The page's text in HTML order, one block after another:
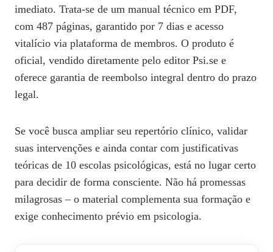
imediato. Trata‑se de um manual técnico em PDF,
com 487 páginas, garantido por 7 dias e acesso
vitalício via plataforma de membros. O produto é
oficial, vendido diretamente pelo editor Psi.se e
oferece garantia de reembolso integral dentro do prazo
legal.
Se você busca ampliar seu repertório clínico, validar
suas intervenções e ainda contar com justificativas
teóricas de 10 escolas psicológicas, está no lugar certo
para decidir de forma consciente. Não há promessas
milagrosas – o material complementa sua formação e
exige conhecimento prévio em psicologia.